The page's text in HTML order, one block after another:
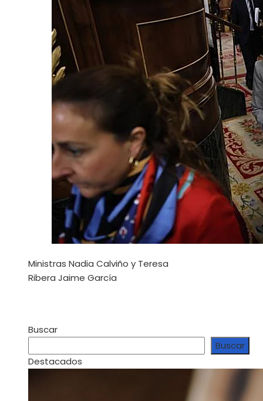
Ministras Nadia Calviño y Teresa
Ribera Jaime García
Buscar
Buscar
Destacados